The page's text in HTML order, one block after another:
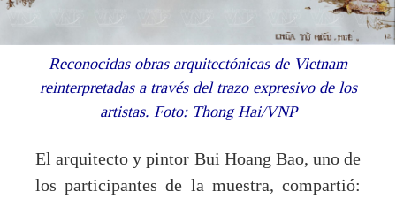
Reconocidas obras arquitectónicas de Vietnam
reinterpretadas a través del trazo expresivo de los
artistas. Foto: Thong Hai/VNP
El arquitecto y pintor Bui Hoang Bao, uno de
los participantes de la muestra, compartió: